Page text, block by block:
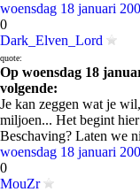
woensdag 18 januari
0
Dark_Elven_Lord
quote:
Op woensdag 18
volgende:
Je kan zeggen wat je
miljoen... Het begint
Beschaving? Laten we
woensdag 18 januari
0
MouZr